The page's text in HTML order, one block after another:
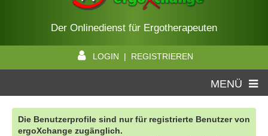
Der Onlinedienst für Ergotherapeuten
LOGIN | REGISTRIEREN
MENÜ
Die Benutzerprofile sind nur für registrierte Benutzer von
ergoXchange zugänglich.